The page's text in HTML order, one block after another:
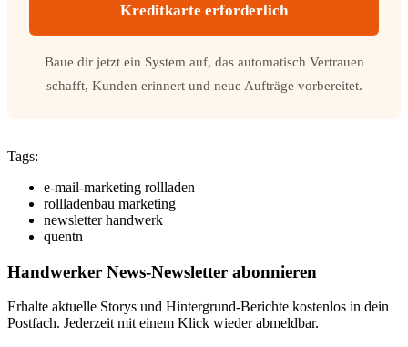
Kreditkarte erforderlich
Baue dir jetzt ein System auf, das automatisch Vertrauen
schafft, Kunden erinnert und neue Aufträge vorbereitet.
Tags:
e-mail-marketing rollladen
rollladenbau marketing
newsletter handwerk
quentn
Handwerker News-Newsletter abonnieren
Erhalte aktuelle Storys und Hintergrund-Berichte kostenlos in dein
Postfach. Jederzeit mit einem Klick wieder abmeldbar.